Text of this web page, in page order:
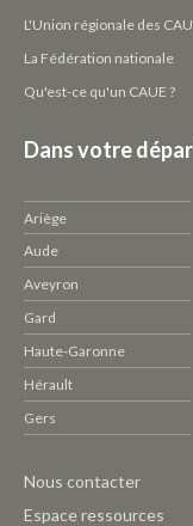
L'Union régionale des
La Fédération nationale
Qu'est-ce qu'un CAUE ?
Dans votre
Ariège
Aude
Aveyron
Gard
Haute-Garonne
Hérault
Gers
Pied
de
Nous contacter
Espace ressources